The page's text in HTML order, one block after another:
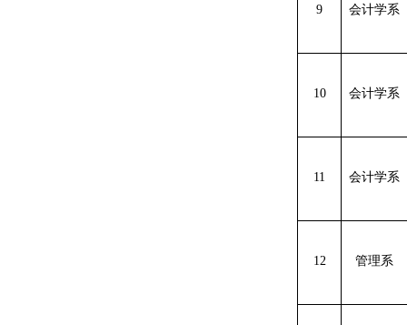
9 会计学系
10 会计学系
11 会计学系
12 管理系